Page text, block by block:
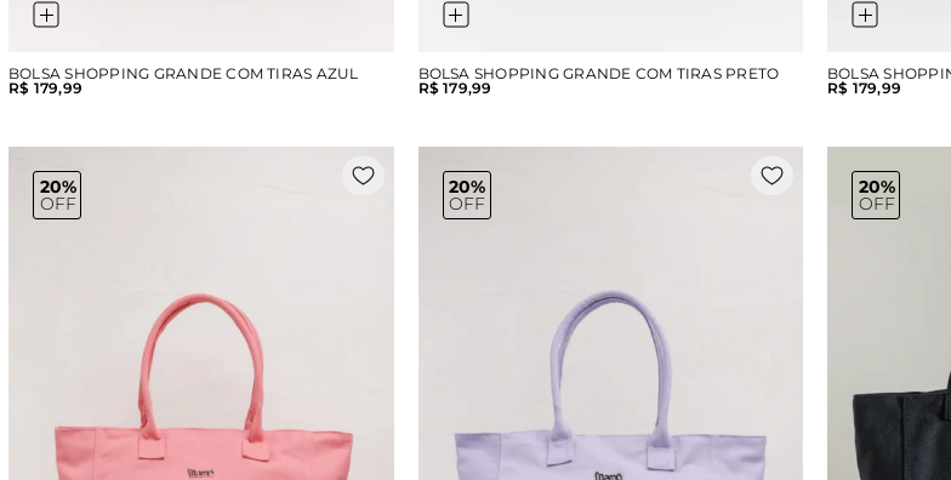
BOLSA SHOPPING GRANDE COM TIRAS AZUL
R$ 179,99
BOLSA SHOPPING GRANDE COM TIRAS PRETO
R$ 179,99
BOLSA
R$ 179,99
20%
OFF
20%
OFF
20%
OFF